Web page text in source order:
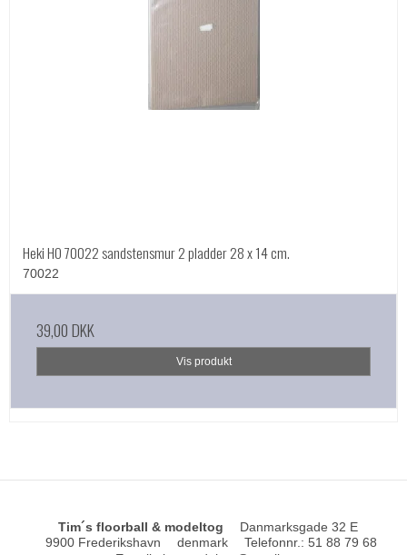
Heki HO 70022 sandstensmur 2 pladder 28 x 14 cm.
70022
39,00 DKK
Vis produkt
Tim´s floorball & modeltog
Danmarksgade 32 E
9900 Frederikshavn
denmark Telefonnr.: 51 88 79 68